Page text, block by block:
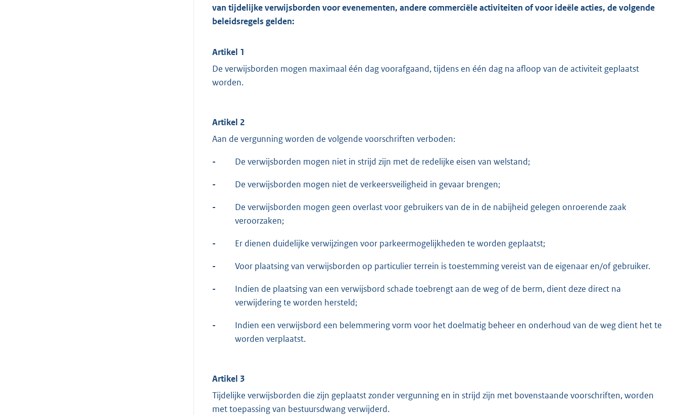
van tijdelijke verwijsborden voor evenementen, andere commerciële activiteiten of voor ideële acties, de volgende
beleidsregels gelden:
Artikel 1
De verwijsborden mogen maximaal één dag voorafgaand, tijdens en één dag na afloop van de activiteit geplaatst
worden.
Artikel 2
Aan de vergunning worden de volgende voorschriften verboden:
- De verwijsborden mogen niet in strijd zijn met de redelijke eisen van welstand;
- De verwijsborden mogen niet de verkeersveiligheid in gevaar brengen;
-
De verwijsborden mogen geen overlast voor gebruikers van de in de nabijheid gelegen onroerende zaak
veroorzaken;
- Er dienen duidelijke verwijzingen voor parkeermogelijkheden te worden geplaatst;
- Voor plaatsing van verwijsborden op particulier terrein is toestemming vereist van de eigenaar en/of gebruiker.
-
Indien de plaatsing van een verwijsbord schade toebrengt aan de weg of de berm, dient deze direct na
verwijdering te worden hersteld;
-
Indien een verwijsbord een belemmering vorm voor het doelmatig beheer en onderhoud van de weg dient het te
worden verplaatst.
Artikel 3
Tijdelijke verwijsborden die zijn geplaatst zonder vergunning en in strijd zijn met bovenstaande voorschriften, worden
met toepassing van bestuursdwang verwijderd.